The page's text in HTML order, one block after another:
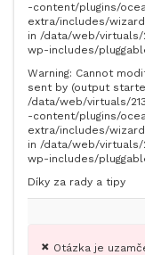
-content/plugins/
extra/includes/
in /data/web/virtuals/
wp-includes/
Warning: Cannot
sent by (output
/data/web/virtuals/
-content/plugins/
extra/includes/
in /data/web/virtuals/
wp-includes/
Díky za rady a tipy
Otázka je